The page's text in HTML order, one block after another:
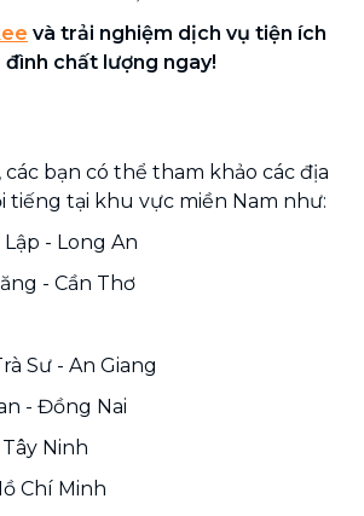
và trải nghiệm dịch vụ tiện ích
đình chất lượng ngay!
các bạn có thể tham khảo các địa
tiếng tại khu vực miền Nam như:
- Long An
- Cần Thơ
Sư - An Giang
- Đồng Nai
Ninh
Chí Minh